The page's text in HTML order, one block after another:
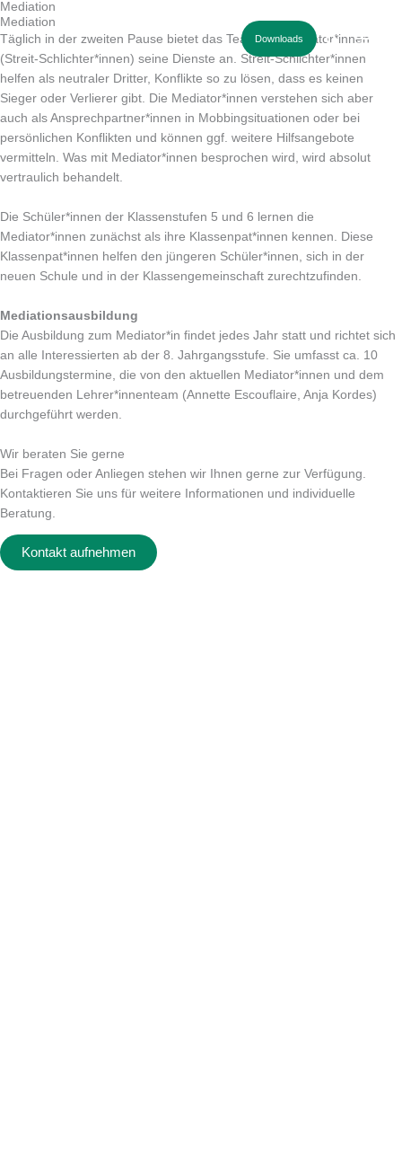
Downloads Suchen
Mediation
Mediation
Täglich in der zweiten Pause bietet das Team der Mediator*innen
(Streit-Schlichter*innen) seine Dienste an. Streit-Schlichter*innen
helfen als neutraler Dritter, Konflikte so zu lösen, dass es keinen
Sieger oder Verlierer gibt. Die Mediator*innen verstehen sich aber
auch als Ansprechpartner*innen in Mobbingsituationen oder bei
persönlichen Konflikten und können ggf. weitere Hilfsangebote
vermitteln. Was mit Mediator*innen besprochen wird, wird absolut
vertraulich behandelt.
Die Schüler*innen der Klassenstufen 5 und 6 lernen die
Mediator*innen zunächst als ihre Klassenpat*innen kennen. Diese
Klassenpat*innen helfen den jüngeren Schüler*innen, sich in der
neuen Schule und in der Klassengemeinschaft zurechtzufinden.
Mediationsausbildung
Die Ausbildung zum Mediator*in findet jedes Jahr statt und richtet sich
an alle Interessierten ab der 8. Jahrgangsstufe. Sie umfasst ca. 10
Ausbildungstermine, die von den aktuellen Mediator*innen und dem
betreuenden Lehrer*innenteam (Annette Escouflaire, Anja Kordes)
durchgeführt werden.
Wir beraten Sie gerne
Bei Fragen oder Anliegen stehen wir Ihnen gerne zur Verfügung.
Kontaktieren Sie uns für weitere Informationen und individuelle
Beratung.
Kontakt aufnehmen
Main
Menu
Main
Menu
Main
Menu
Main
Menu